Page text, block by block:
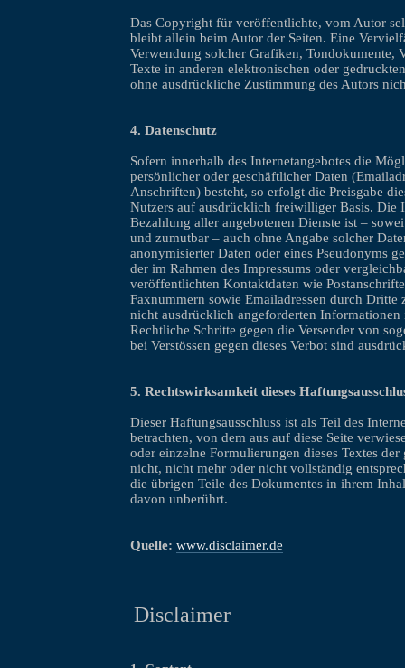
Das Copyright für veröffentlichte, vom Autor
bleibt allein beim Autor der Seiten. Eine
Verwendung solcher Grafiken, Tondokumente,
Texte in anderen elektronischen oder
ohne ausdrückliche Zustimmung des Autors
4. Datenschutz
Sofern innerhalb des Internetangebotes die
persönlicher oder geschäftlicher Daten
Anschriften) besteht, so erfolgt die Preisgabe
Nutzers auf ausdrücklich freiwilliger Basis. Die
Bezahlung aller angebotenen Dienste ist –
und zumutbar – auch ohne Angabe solcher
anonymisierter Daten oder eines Pseudonyms
der im Rahmen des Impressums oder
veröffentlichten Kontaktdaten wie
Faxnummern sowie Emailadressen durch Dritte
nicht ausdrücklich angeforderten Informationen
Rechtliche Schritte gegen die Versender von
bei Verstössen gegen dieses Verbot sind
5. Rechtswirksamkeit dieses
Dieser Haftungsausschluss ist als Teil des
betrachten, von dem aus auf diese Seite
oder einzelne Formulierungen dieses Textes der
nicht, nicht mehr oder nicht vollständig
die übrigen Teile des Dokumentes in ihrem
davon unberührt.
Quelle: www.disclaimer.de
Disclaimer